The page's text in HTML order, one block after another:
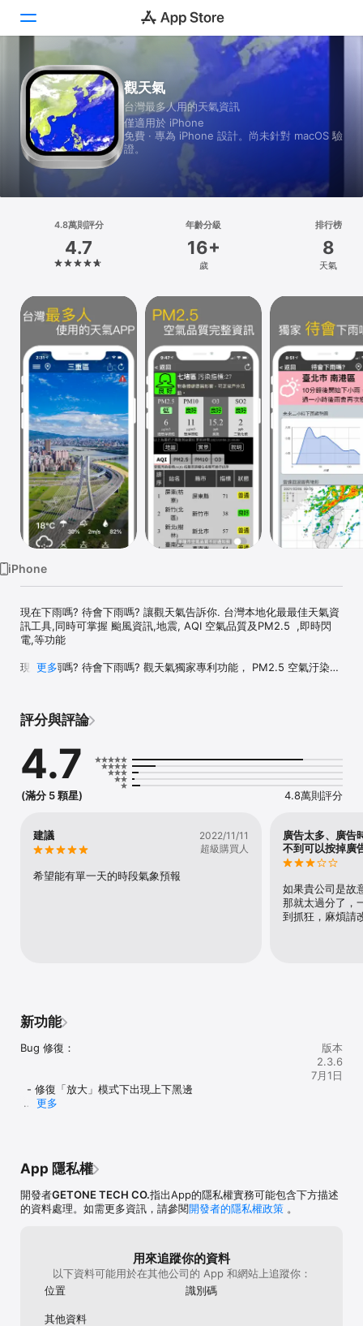
Today
遊戲
App
Arcade
搜尋
iPhone
iPad
Mac
Vision
Watch
觀天氣
台灣最多人用的天氣資訊
僅適用於 iPhone
免費 · 專為 iPhone 設計。尚未針對 macOS 驗
證。
4.8萬則評分
4.7
年齡分級
16+
歲
排行榜
8
天氣
iPhone
現在下雨嗎? 待會下雨嗎? 讓觀天氣告訴你. 台灣本地化最最佳天氣資
訊工具,同時可掌握 颱風資訊,地震, AQI 空氣品質及PM2.5  ,即時閃
電,等功能
現在下雨嗎? 待會下雨嗎? 觀天氣獨家專利功能， PM2.5 空氣汙染功
1.台灣天氣資訊查詢,觀測
利用網路定位得知所在位置(鄉鎮市區)的天氣現況及未來幾天天氣情
況。
2.現在下雨嗎?
五百多個量測點的即時雨量, 經過觀天氣的雲端運算並整理出最易理解
的版面呈現。
3.待會下雨嗎？
運用人工智慧技術對天氣雷達圖進行分析，精確預報未來一小時雨量
報導最專業氣象新聞及知識。
以上資訊由中央氣象局取得, 依照中央氣象局所提供,您可以知道最近
7.環境觀測
環境輻射即時監測資訊,空氣污染指標,細懸浮微粒(PM2.5),臭氧觀測
9.其它功能
地震觀測,停止辦公及上課情形,104年行政辦公日曆表,水庫水位,每日
之日出日落時間
【賀】- 台灣最多人用的台灣天氣APP
【賀】- 2015 APP01華人行動應用大賞 獲獎
更多
評分與評論
4.7
(滿分 5 顆星) 4.8萬則評分
建議
2022/11/11
超級購買人
希望能有單一天的時段氣象預報
廣告太多、廣告
不到可以按掉廣
如果貴公司是故
那就太過分了，
到抓狂，麻煩請
新功能
Bug 修復：
  - 修復「放大」模式下出現上下黑邊
更多
版本
2.3.6
7月1日
App 隱私權
開發者GETONE TECH CO.指出App的隱私權實務可能包含下方描述
的資料處理。如需更多資訊，請參閱開發者的隱私權政策 。
用來追蹤你的資料
以下資料可能用於在其他公司的 App 和網站上追蹤你：
位置
識別碼
其他資料